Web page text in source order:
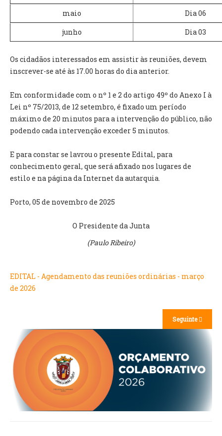
GERAIS
CANÍDEOS
CEMITÉRIO
ATESTADOS
VENDA AMBULANTE
EMPREGO (GIP)
O GABINETE
APOIO AOS DESEMPREGADOS
APOIO ÀS EMPRESAS
CONTACTO E HORÁRIO GIP
maio
Dia 06
junho
Dia 03
Os cidadãos interessados em assistir às reuniões, devem
inscrever-se até às 17.00 horas do dia anterior.
Em conformidade com o nº 1 e 2 do artigo 49º do Anexo I à
Lei nº 75/2013, de 12 setembro, é fixado um período
máximo de 20 minutos para a intervenção do público, não
podendo cada intervenção exceder 5 minutos.
E para constar se lavrou o presente Edital, para
conhecimento geral, que será afixado nos lugares de
estilo e na página da Internet da autarquia.
Porto, 05 de novembro de 2025
O Presidente da Junta
(Paulo Ribeiro)
EDITAL - Agendamento das reuniões ordinárias - março
de 2026
Seguinte